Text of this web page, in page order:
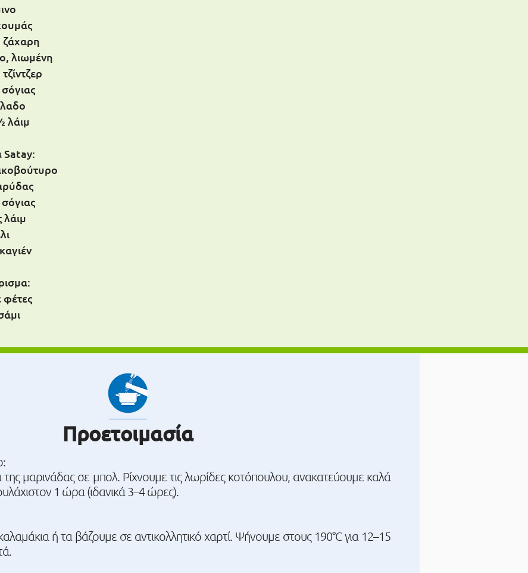
ζάχαρη
λιωμένη
λάιμ
Satay:
λάιμ
φέτες
Προετοιμασία
μαρινάδας σε μπολ. Ρίχνουμε τις λωρίδες κοτόπουλου, ανακατεύουμε καλά
1 ώρα (ιδανικά 3–4 ώρες).
ή τα βάζουμε σε αντικολλητικό χαρτί. Ψήνουμε στους 190°C για 12–15